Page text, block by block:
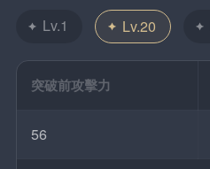
Lv.1 Lv.20
突破前攻擊力
56